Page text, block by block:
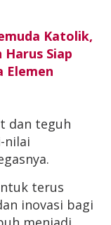
Katolik,
Siap
Elemen
dan teguh
nilai
terus
inovasi bagi